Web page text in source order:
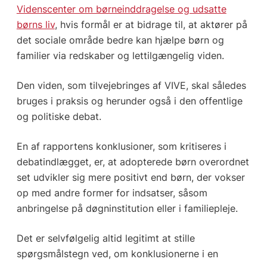
Videnscenter om børneinddragelse og udsatte
børns liv, hvis formål er at bidrage til, at aktører på
det sociale område bedre kan hjælpe børn og
familier via redskaber og lettilgængelig viden.
Den viden, som tilvejebringes af VIVE, skal således
bruges i praksis og herunder også i den offentlige
og politiske debat.
En af rapportens konklusioner, som kritiseres i
debatindlægget, er, at adopterede børn overordnet
set udvikler sig mere positivt end børn, der vokser
op med andre former for indsatser, såsom
anbringelse på døgninstitution eller i familiepleje.
Det er selvfølgelig altid legitimt at stille
spørgsmålstegn ved, om konklusionerne i en